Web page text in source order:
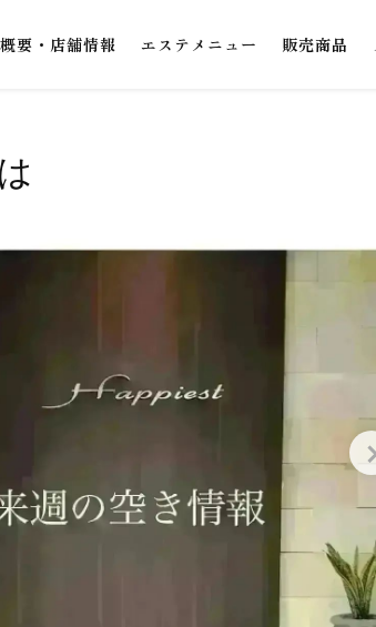
要・店舗情報 エステメニュー 販売商品